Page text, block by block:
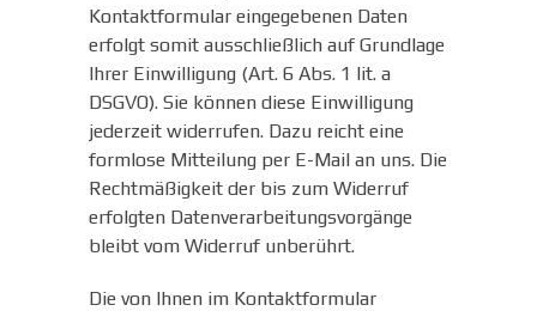
Kontaktformular eingegebenen Daten
erfolgt somit ausschließlich auf Grundlage
Ihrer Einwilligung (Art. 6 Abs. 1 lit. a
DSGVO). Sie können diese Einwilligung
jederzeit widerrufen. Dazu reicht eine
formlose Mitteilung per E-Mail an uns. Die
Rechtmäßigkeit der bis zum Widerruf
erfolgten Datenverarbeitungsvorgänge
bleibt vom Widerruf unberührt.
Die von Ihnen im Kontaktformular